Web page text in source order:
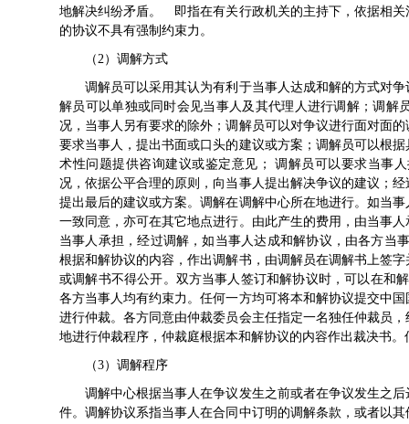
地解决纠纷矛盾。 即指在有关行政机关的主持下，依据相
的协议不具有强制约束力。
（2）调解方式
调解员可以采用其认为有利于当事人达成和解的方式对争
解员可以单独或同时会见当事人及其代理人进行调解；调
况，当事人另有要求的除外；调解员可以对争议进行面对面
要求当事人，提出书面或口头的建议或方案；调解员可以根
术性问题提供咨询建议或鉴定意见； 调解员可以要求当事
况，依据公平合理的原则，向当事人提出解决争议的建议；
提出最后的建议或方案。调解在调解中心所在地进行。如当
一致同意，亦可在其它地点进行。由此产生的费用，由当事
当事人承担，经过调解，如当事人达成和解协议，由各方当
根据和解协议的内容，作出调解书，由调解员在调解书上签
或调解书不得公开。双方当事人签订和解协议时，可以在和
各方当事人均有约束力。任何一方均可将本和解协议提交中
进行仲裁。各方同意由仲裁委员会主任指定一名独任仲裁员
地进行仲裁程序，仲裁庭根据本和解协议的内容作出裁决
（3）调解程序
调解中心根据当事人在争议发生之前或者在争议发生之后
件。调解协议系指当事人在合同中订明的调解条款，或者以